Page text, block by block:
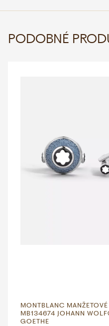
PODOBNÉ
MONTBLANC
MB134674 JOHANN
GOETHE